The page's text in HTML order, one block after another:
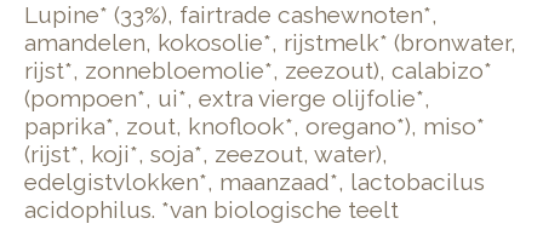
Lupine* (33%), fairtrade cashewnoten*,
amandelen, kokosolie*, rijstmelk* (bronwater,
rijst*, zonnebloemolie*, zeezout), calabizo*
(pompoen*, ui*, extra vierge olijfolie*,
paprika*, zout, knoflook*, oregano*), miso*
(rijst*, koji*, soja*, zeezout, water),
edelgistvlokken*, maanzaad*, lactobacilus
acidophilus. *van biologische teelt